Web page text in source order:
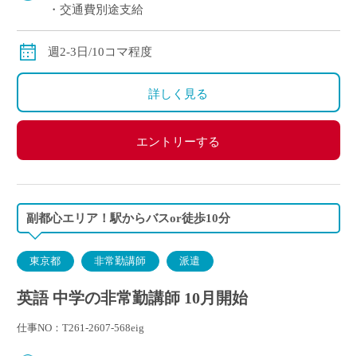
・交通費別途支給
週2-3日/10コマ程度
詳しく見る
エントリーする
副都心エリア！駅からバスor徒歩10分
東京都 非常勤講師 派遣
英語 中学の非常勤講師 10月開始
仕事NO：T261-2607-568eig